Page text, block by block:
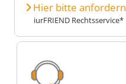
Hier bitte anfordern
iurFRIEND Rechtsservice*